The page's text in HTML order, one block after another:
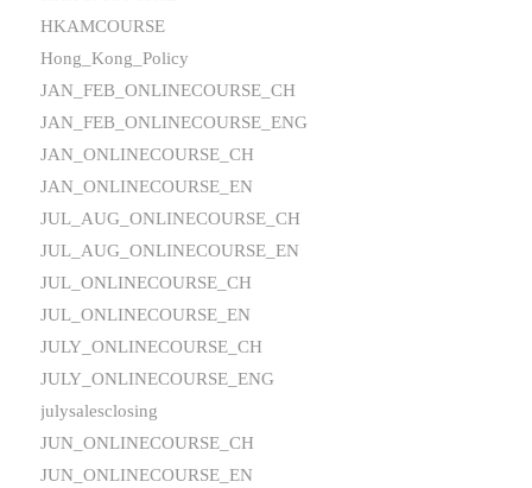
HKAMCOURSE
Hong_Kong_Policy
JAN_FEB_ONLINECOURSE_CH
JAN_FEB_ONLINECOURSE_ENG
JAN_ONLINECOURSE_CH
JAN_ONLINECOURSE_EN
JUL_AUG_ONLINECOURSE_CH
JUL_AUG_ONLINECOURSE_EN
JUL_ONLINECOURSE_CH
JUL_ONLINECOURSE_EN
JULY_ONLINECOURSE_CH
JULY_ONLINECOURSE_ENG
julysalesclosing
JUN_ONLINECOURSE_CH
JUN_ONLINECOURSE_EN